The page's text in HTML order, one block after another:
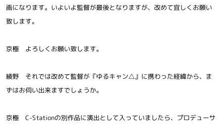
公式TikTok
画になります。いよいよ監督が最後となりますが、改めて宜しくお願い
致します。
京極 よろしくお願い致します。
綾野 それでは改めて監督が『ゆるキャン△』に携わった経緯から、ま
ずはお伺い出来ますでしょうか。
京極 C-Stationの別作品に演出として入っていましたら、プロデューサ